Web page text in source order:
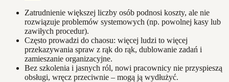
Zatrudnienie większej liczby osób podnosi koszty, ale nie
rozwiązuje problemów systemowych (np. powolnej kasy lub
zawiłych procedur).
Często prowadzi do chaosu: więcej ludzi to więcej
przekazywania spraw z rąk do rąk, dublowanie zadań i
zamieszanie organizacyjne.
Bez szkolenia i jasnych ról, nowi pracownicy nie przyspieszą
obsługi, wręcz przeciwnie – mogą ją wydłużyć.